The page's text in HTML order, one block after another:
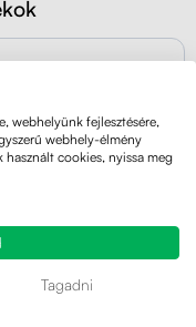
webhelyünk fejlesztésére,
webhely-élmény
cookies, nyissa meg
Tagadni